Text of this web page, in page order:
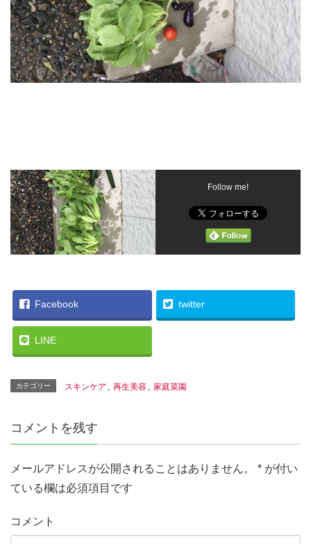
Follow me!
Facebook twitter
LINE
カテゴリー スキンケア 再生美容 家庭菜園
コメントを残す
メールアドレスが公開されることはありません。 * が付い
ている欄は必須項目です
コメント